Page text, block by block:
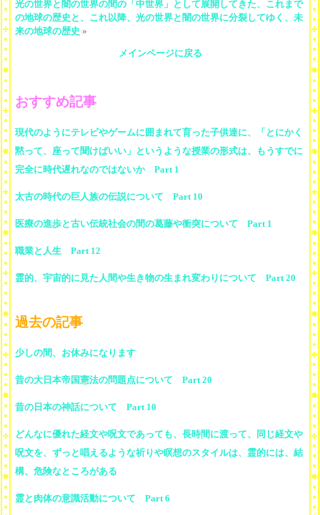
光の世界と闇の世界の間の「中世界」として展開してきた、これまで
の地球の歴史と、これ以降、光の世界と闇の世界に分裂してゆく、未
来の地球の歴史 »
メインページに戻る
おすすめ記事
現代のようにテレビやゲームに囲まれて育った子供達に、「とにかく
黙って、座って聞けばいい」というような授業の形式は、もうすでに
完全に時代遅れなのではないか Part 1
太古の時代の巨人族の伝説について Part 10
医療の進歩と古い伝統社会の間の葛藤や衝突について Part 1
職業と人生 Part 12
霊的、宇宙的に見た人間や生き物の生まれ変わりについて Part 20
過去の記事
少しの間、お休みになります
昔の大日本帝国憲法の問題点について Part 20
昔の日本の神話について Part 10
どんなに優れた経文や呪文であっても、長時間に渡って、同じ経文や
呪文を、ずっと唱えるような祈りや瞑想のスタイルは、霊的には、結
構、危険なところがある
霊と肉体の意識活動について Part 6